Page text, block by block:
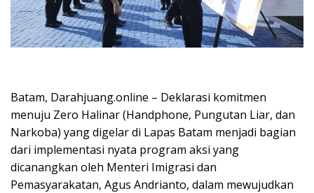
Batam, Darahjuang.online – Deklarasi komitmen
menuju Zero Halinar (Handphone, Pungutan Liar, dan
Narkoba) yang digelar di Lapas Batam menjadi bagian
dari implementasi nyata program aksi yang
dicanangkan oleh Menteri Imigrasi dan
Pemasyarakatan, Agus Andrianto, dalam mewujudkan